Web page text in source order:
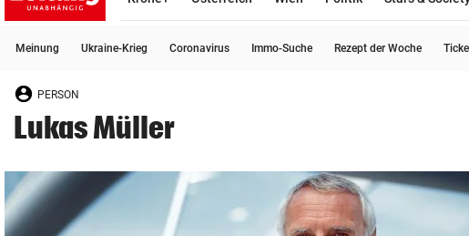
account_circle Anmelden
arrow_right
bookmark Merkliste
search
Suchbegriff
eingeben
Meinung Ukraine-Krieg Coronavirus Immo-Suche Rezept der Woche
PERSON
Lukas Müller